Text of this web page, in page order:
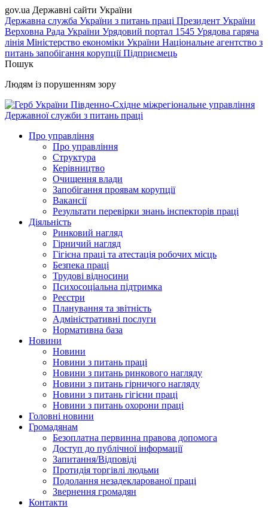
gov.ua Державні сайти України
Державна служба України з питань праці Президент України
Верховна Рада України Урядовий портал 1545 Урядова гаряча
лінія Міністерство економіки України Національне агентство з
питань запобігання корупціїПідприємець
Пошук
Людям із порушенням зору
Південно-Східне міжрегіональне управління
Державної служби з питань праці
Про управління
Про управління
Структура
Керівництво
Очищення влади
Запобігання проявам корупції
Вакансії
Результати перевірки знань інспекторів праці
Діяльність
Ринковий нагляд
Гірничий нагляд
Гігієна праці та атестація робочих місць
Безпека праці
Трудові відносини
Психосоціальна підтримка
Реєстри
Планування та звітність
Адміністративні послуги
Нормативна база
Новини
Новини
Новини з питань праці
Новини з питань ринкового нагляду
Новини з питань гірничого нагляду
Новини з питань гігієни праці
Новини з питань охорони праці
Головні новини
Громадянам
Безоплатна первинна правова допомога
Доступ до публічної інформації
Запитання/Відповіді
Протидія торгівлі людьми
Подолання незадекларованої праці
Звернення громадян
Контакти